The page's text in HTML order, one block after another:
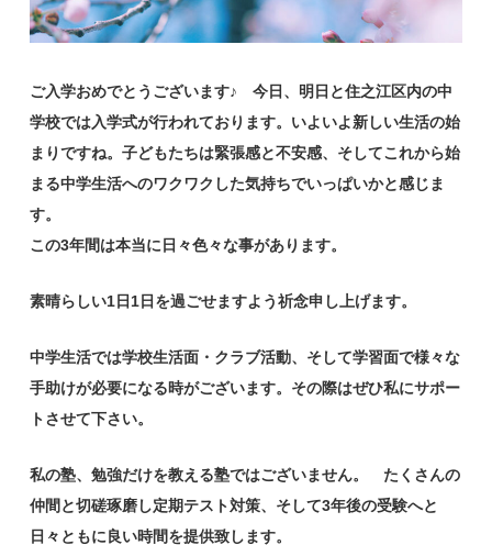
ご入学おめでとうございます♪ 今日、明日と住之江区内の中
学校では入学式が行われております。いよいよ新しい生活の始
まりですね。子どもたちは緊張感と不安感、そしてこれから始
まる中学生活へのワクワクした気持ちでいっぱいかと感じま
す。
この3年間は本当に日々色々な事があります。
素晴らしい1日1日を過ごせますよう祈念申し上げます。
中学生活では学校生活面・クラブ活動、そして学習面で様々な
手助けが必要になる時がございます。その際はぜひ私にサポー
トさせて下さい。
私の塾、勉強だけを教える塾ではございません。 たくさんの
仲間と切磋琢磨し定期テスト対策、そして3年後の受験へと
日々ともに良い時間を提供致します。